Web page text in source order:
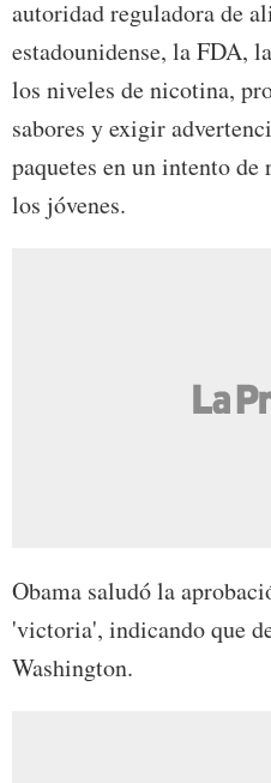
autoridad reguladora de
estadounidense, la FDA,
los niveles de nicotina,
sabores y exigir
paquetes en un intento
los jóvenes.
Obama saludó la
'victoria', indicando que
Washington.